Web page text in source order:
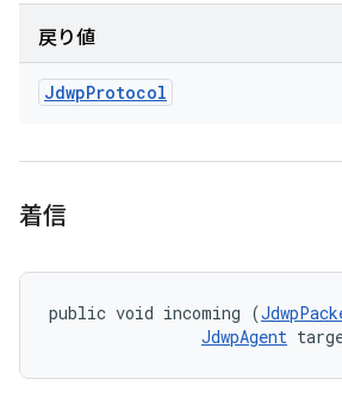
戻り値
JdwpProtocol
着信
public void incoming (
JdwpAgent